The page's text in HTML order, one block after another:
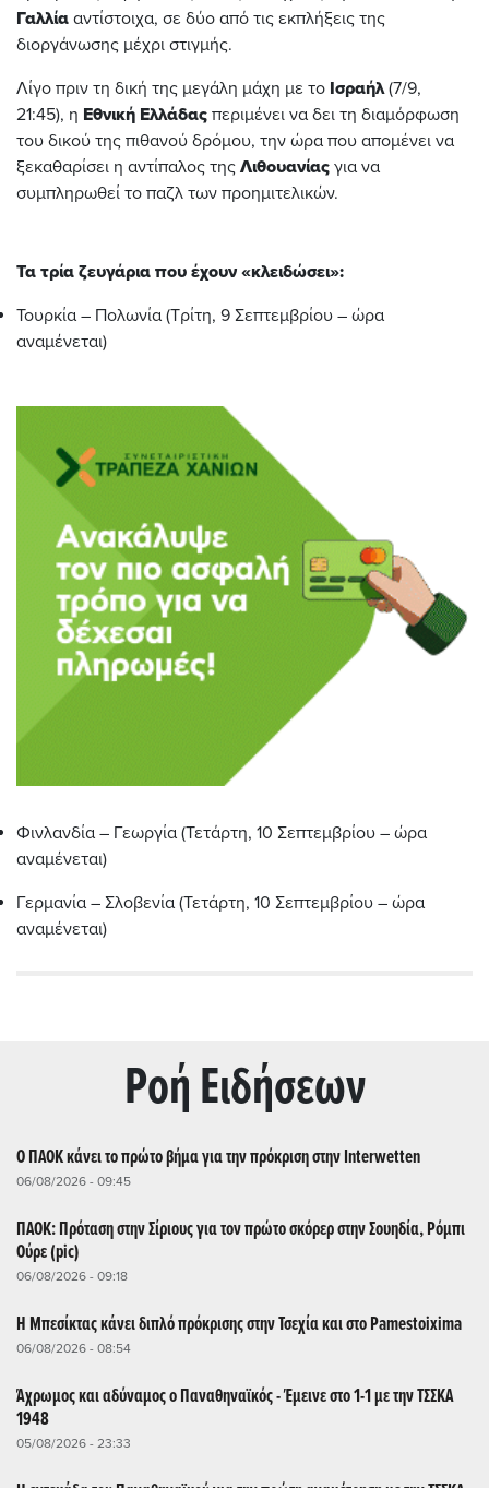
Γαλλία αντίστοιχα, σε δύο από τις εκπλήξεις της
διοργάνωσης μέχρι στιγμής.
Λίγο πριν τη δική της μεγάλη μάχη με το Ισραήλ(7/9,
21:45), η Εθνική Ελλάδας περιμένει να δει τη διαμόρφωση
του δικού της πιθανού δρόμου, την ώρα που απομένει να
ξεκαθαρίσει η αντίπαλος της Λιθουανίας για να
συμπληρωθεί το παζλ των προημιτελικών.
Τα τρία ζευγάρια που έχουν «κλειδώσει»:
Τουρκία – Πολωνία (Τρίτη, 9 Σεπτεμβρίου – ώρα
αναμένεται)
Φινλανδία – Γεωργία (Τετάρτη, 10 Σεπτεμβρίου – ώρα
αναμένεται)
Γερμανία – Σλοβενία (Τετάρτη, 10 Σεπτεμβρίου – ώρα
αναμένεται)
Ρoή Ειδήσεων
Ο ΠΑΟΚ κάνει το πρώτο βήμα για την πρόκριση στην Interwetten
06/08/2026 - 09:45
ΠΑΟΚ: Πρόταση στην Σίριους για τον πρώτο σκόρερ στην Σουηδία, Ρόμπι
Ούρε (pic)
06/08/2026 - 09:18
Η Μπεσίκτας κάνει διπλό πρόκρισης στην Τσεχία και στο Pamestoixima
06/08/2026 - 08:54
Άχρωμος και αδύναμος ο Παναθηναϊκός - Έμεινε στο 1-1 με την ΤΣΣΚΑ
1948
05/08/2026 - 23:33